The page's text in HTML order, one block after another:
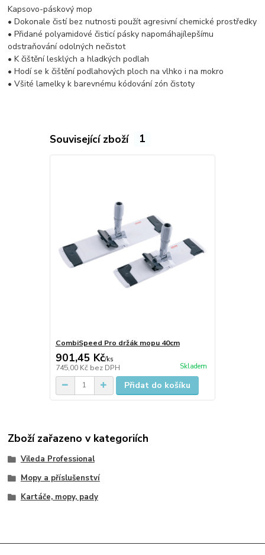
Kapsovo-páskový mop
• Dokonale čistí bez nutnosti použít agresivní chemické prostředky
• Přidané polyamidové čisticí pásky napomáhajílepšímu
odstraňování odolných nečistot
• K čištění lesklých a hladkých podlah
• Hodí se k čištění podlahových ploch na vlhko i na mokro
• Všité lamelky k barevnému kódování zón čistoty
Související zboží 1
CombiSpeed Pro držák mopu 40cm
901,45 Kč/ks
745,00 Kč bez DPH Skladem
Přidat do košíku
Zboží zařazeno v kategoriích
Vileda Professional
Mopy a příslušenství
Kartáče, mopy, pady